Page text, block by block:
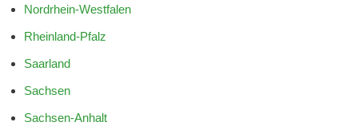
Nordrhein-Westfalen
Rheinland-Pfalz
Saarland
Sachsen
Sachsen-Anhalt